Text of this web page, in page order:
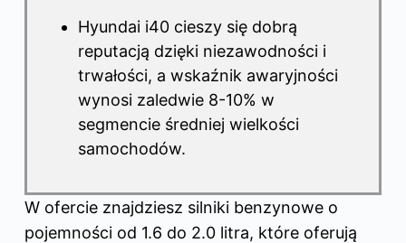
Hyundai i40 cieszy się dobrą
reputacją dzięki niezawodności i
trwałości, a wskaźnik awaryjności
wynosi zaledwie 8-10% w
segmencie średniej wielkości
samochodów.
W ofercie znajdziesz silniki benzynowe o
pojemności od 1.6 do 2.0 litra, które oferują